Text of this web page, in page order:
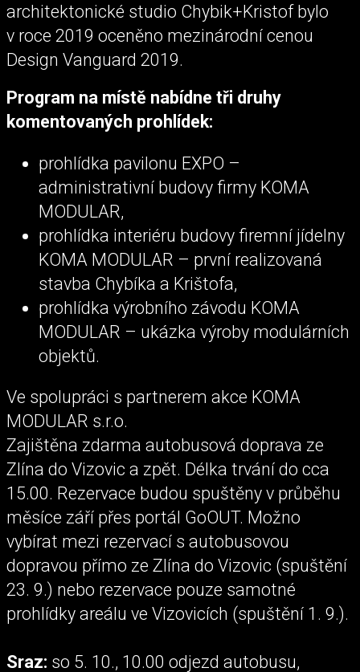
architektonické studio Chybik+Kristof bylo
v roce 2019 oceněno mezinárodní cenou
Design Vanguard 2019.
Program na místě nabídne tři druhy
komentovaných prohlídek:
prohlídka pavilonu EXPO –
administrativní budovy firmy KOMA
MODULAR,
prohlídka interiéru budovy firemní jídelny
KOMA MODULAR – první realizovaná
stavba Chybíka a Krištofa,
prohlídka výrobního závodu KOMA
MODULAR – ukázka výroby modulárních
objektů.
Ve spolupráci s partnerem akce KOMA
MODULAR s.r.o.
Zajištěna zdarma autobusová doprava ze
Zlína do Vizovic a zpět. Délka trvání do cca
15.00. Rezervace budou spuštěny v průběhu
měsíce září přes portál GoOUT. Možno
vybírat mezi rezervací s autobusovou
dopravou přímo ze Zlína do Vizovic (spuštění
23. 9.) nebo rezervace pouze samotné
prohlídky areálu ve Vizovicích (spuštění 1. 9.).
Sraz: so 5. 10., 10.00 odjezd autobusu,